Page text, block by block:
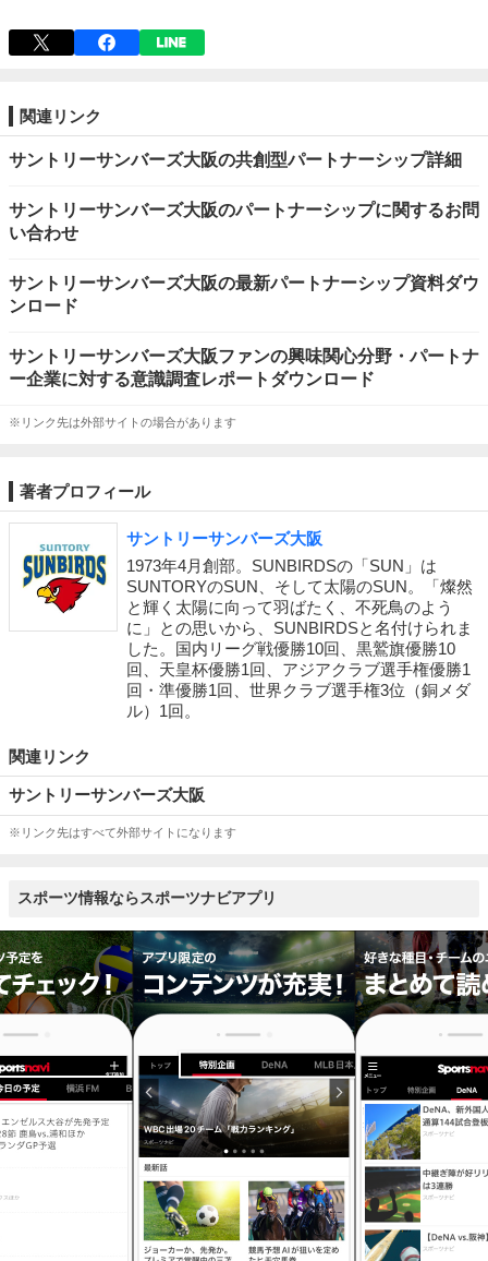
関連リンク
サントリーサンバーズ大阪の共創型パートナーシップ詳細
サントリーサンバーズ大阪のパートナーシップに関するお問
い合わせ
サントリーサンバーズ大阪の最新パートナーシップ資料ダウ
ンロード
サントリーサンバーズ大阪ファンの興味関心分野・パートナ
ー企業に対する意識調査レポートダウンロード
※リンク先は外部サイトの場合があります
著者プロフィール
サントリーサンバーズ大阪
1973年4月創部。SUNBIRDSの「SUN」は
SUNTORYのSUN、そして太陽のSUN。「燦然
と輝く太陽に向って羽ばたく、不死鳥のよう
に」との思いから、SUNBIRDSと名付けられま
した。国内リーグ戦優勝10回、黒鷲旗優勝10
回、天皇杯優勝1回、アジアクラブ選手権優勝1
回・準優勝1回、世界クラブ選手権3位（銅メダ
ル）1回。
関連リンク
サントリーサンバーズ大阪
※リンク先はすべて外部サイトになります
スポーツ情報ならスポーツナビアプリ